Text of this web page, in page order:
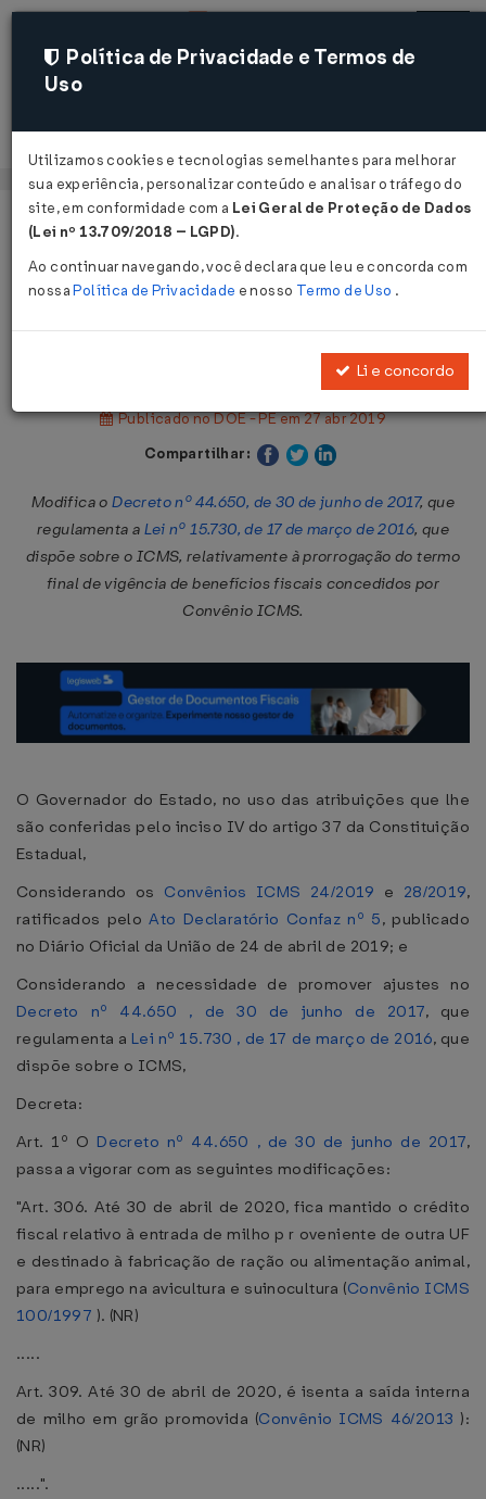
Acessar
Página Inicial
Legislações
Decreto Nº 47357 DE 26/04/2019
Publicado no DOE - PE em 27 abr 2019
Compartilhar:
Modifica oDecreto nº 44.650, de 30 de junho de 2017, que
regulamenta a Lei nº 15.730, de 17 de março de 2016, que
dispõe sobre o ICMS, relativamente à prorrogação do termo
final de vigência de benefícios fiscais concedidos por
Convênio ICMS.
O Governador do Estado, no uso das atribuições que lhe
são conferidas pelo inciso IV do artigo 37 da Constituição
Estadual,
Considerando os Convênios ICMS 24/2019 e 28/2019,
ratificados peloAto Declaratório Confaz nº 5, publicado
no Diário Oficial da União de 24 de abril de 2019; e
Considerando a necessidade de promover ajustes no
Decreto nº 44.650 , de 30 de junho de 2017, que
regulamenta a Lei nº 15.730 , de 17 de março de 2016, que
dispõe sobre o ICMS,
Decreta:
Art. 1º O Decreto nº 44.650 , de 30 de junho de 2017,
passa a vigorar com as seguintes modificações:
"Art. 306. Até 30 de abril de 2020, fica mantido o crédito
fiscal relativo à entrada de milho p r oveniente de outra UF
e destinado à fabricação de ração ou alimentação animal,
para emprego na avicultura e suinocultura (Convênio ICMS
100/1997 ). (NR)
.....
Art. 309. Até 30 de abril de 2020, é isenta a saída interna
de milho em grão promovida (Convênio ICMS 46/2013 ):
(NR)
.....".
Política de Privacidade e Termos de
Uso
Utilizamos cookies e tecnologias semelhantes para melhorar
sua experiência, personalizar conteúdo e analisar o tráfego do
site, em conformidade com a Lei Geral de Proteção de Dados
(Lei nº 13.709/2018 – LGPD).
Ao continuar navegando, você declara que leu e concorda com
nossaPolítica de Privacidade e nosso Termo de Uso .
Li e concordo